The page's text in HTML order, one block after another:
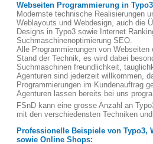
Webseiten Programmierung in
Modernste technische Realisierungen
Weblayouts und Webdesign, auch die
Designs in Typo3 sowie Internet
Suchmaschinenoptimierung SEO.
Alle Programmierungen von
Stand der Technik, es wird dabei
Suchmaschinen freundlichkeit,
Agenturen sind jederzeit willkommen,
Programmierungen im Kundenauftrag
Agenturen lassen bereits bei uns
FSnD kann eine grosse Anzahl an
mit den verschiedensten Techniken
Professionelle Beispiele von Typo3,
sowie Online Shops: